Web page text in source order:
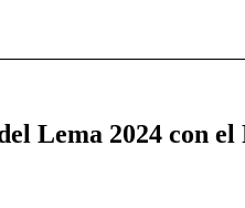
Lema 2024 con